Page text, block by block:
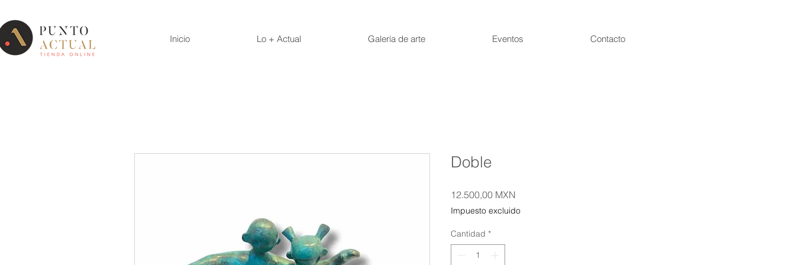
Inicio Lo + Actual Galería de arte Eventos Contacto
Doble
12.500,00 MXN
Impuesto excluido
Cantidad *